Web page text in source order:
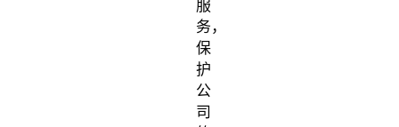
服
务，
保
护
公
司